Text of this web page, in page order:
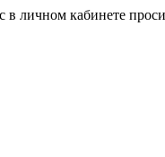
личном кабинете